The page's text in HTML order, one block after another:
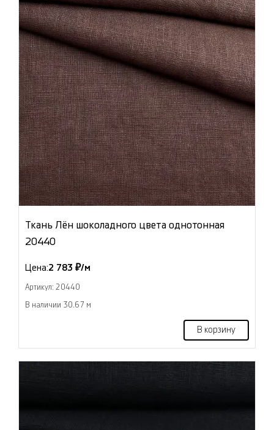
Ткань Лён шоколадного цвета однотонная
20440
Цена:2 783 ₽/м
Артикул: 20440
В наличии 30.67 м
В корзину